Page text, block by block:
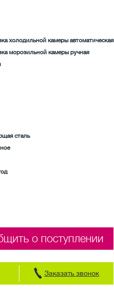
холодильной камеры автоматическая
морозильной камеры ручная
сталь
о поступлении
Заказать звонок